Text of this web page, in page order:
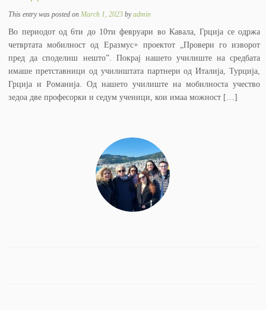
This entry was posted onMarch 1, 2023 byadmin
Во периодот од 6ти до 10ти февруари во Кавала, Грција се одржа
четвртата мобилност од Еразмус+ проектот „Провери го изворот
пред да споделиш нешто”. Покрај нашето училиште на средбата
имаше претставници од училиштата партнери од Италија, Турција,
Грција и Романија. Од нашето училиште на мобилноста учество
зедоа две професорки и седум ученици, кои имаа можност […]